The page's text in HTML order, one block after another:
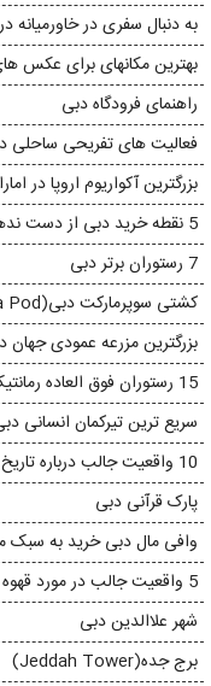
به دنبال سفری در خاورمیانه
بهترین مکانهای برای عکس
راهنمای فرودگاه دبی
فعالیت های تفریحی ساحلی
بزرگترین آکواریوم اروپا در
5 نقطه خرید دبی از دست ندهید
7 رستوران برتر دبی
کشتی سوپرمارکت دبی(Aqua Pod)
بزرگترین مزرعه عمودی جهان
15 رستوران فوق العاده رمانتیک در دبی
سریع ترین تیرکمان انسانی
10 واقعیت جالب درباره تاریخ دبی
پارک قرآنی دبی
وافی مال دبی خرید به
5 واقعیت جالب در مورد قهوه عربی
شهر علاالدین دبی
برج جده(Jeddah Tower)